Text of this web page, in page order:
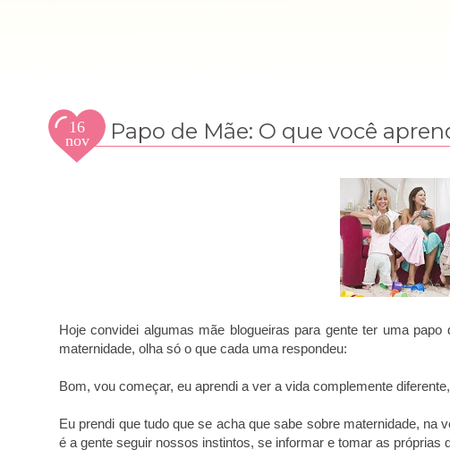
16
nov
2014
Papo de Mãe: O que você
Hoje convidei algumas mãe blogueiras para gente ter uma
maternidade, olha só o que cada uma respondeu:
Bom, vou começar, eu aprendi a ver a vida complemente
Eu prendi que tudo que se acha que sabe sobre maternidade,
é a gente seguir nossos instintos, se informar e tomar as próprias